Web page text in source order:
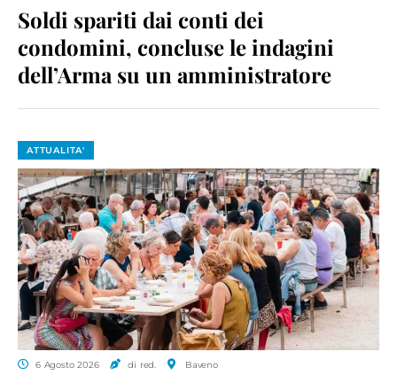
Soldi spariti dai conti dei
condomini, concluse le indagini
dell’Arma su un amministratore
ATTUALITA'
6 Agosto 2026 di red. Baveno